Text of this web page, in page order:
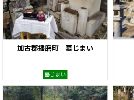
加古郡播磨町 墓じまい
墓じまい